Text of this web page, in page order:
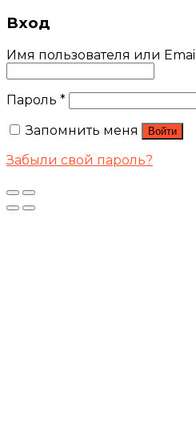
Вход
Имя пользователя или Email
Пароль *
Запомнить меня
Войти
Забыли свой пароль?